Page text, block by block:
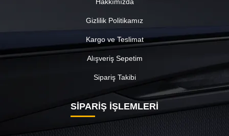
Gizlilik Politikamız
Kargo ve Teslimat
Alışveriş Sepetim
Sipariş Takibi
SİPARİŞ İŞLEMLERİ